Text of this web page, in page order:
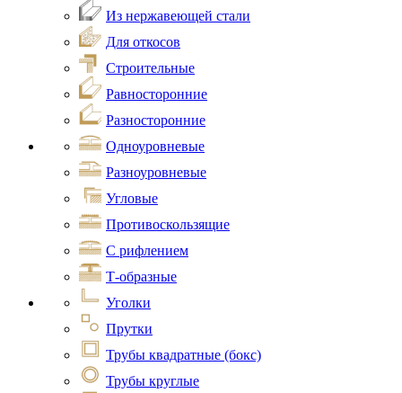
Из нержавеющей стали
Для откосов
Строительные
Равносторонние
Разносторонние
Одноуровневые
Разноуровневые
Угловые
Противоскользящие
С рифлением
Т-образные
Уголки
Прутки
Трубы квадратные (бокс)
Трубы круглые